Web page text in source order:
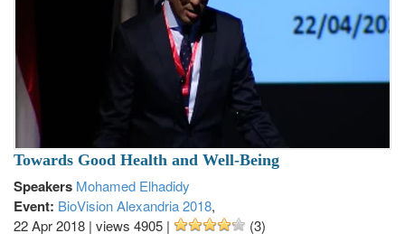
Towards Good Health and Well-Being
Speakers Mohamed Elhadidy
Event: BioVision Alexandria 2018,
22 Apr 2018 | views 4905 | (3)